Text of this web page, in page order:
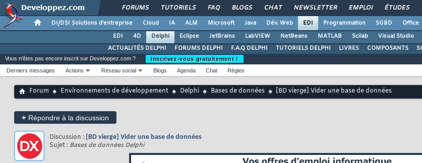
FORUMS TUTORIELS FAQ BLOGS CHAT NEWSLETTER EMPLOI ÉTUDES
DI/DSI Solutions d'entreprise Cloud IA ALM Microsoft Java Dév. Web EDI Programmation SGBD Office
EDI
4D Delphi Eclipse JetBrains LabVIEW NetBeans MATLAB Scilab Visual Studio
ACTUALITÉS DELPHI
FORUMS DELPHI F.A.Q DELPHI TUTORIELS DELPHI LIVRES COMPOSANTS
Vous n'êtes pas encore inscrit sur Developpez.com ?
Inscrivez-vous gratuitement !
Derniers messages
Actions Réseau social Blogs Agenda Chat Règles
Forum Environnements de développement Delphi Bases de données [BD vierge] Vider une base de données
+ Répondre à la discussion
Discussion : [BD vierge] Vider une base de données
Sujet : Bases de données Delphi